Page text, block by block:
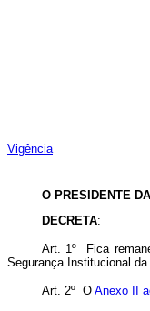
Vigência
O PRESIDENTE
DECRETA:
Art. 1º Fica
Segurança Institucional
Art. 2º O Anexo II